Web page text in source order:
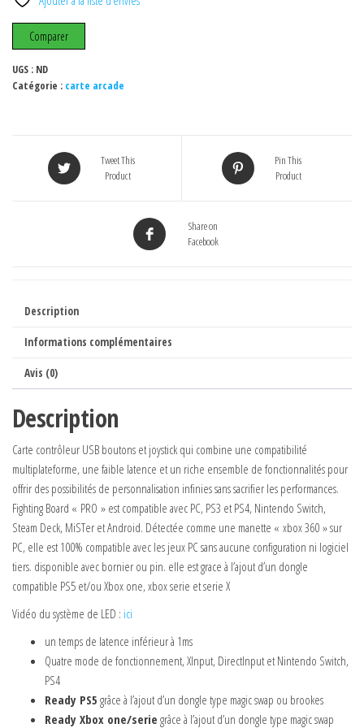
contrôleur
USB
"PRO"
Comparer
UGS : ND
Catégorie : carte arcade
Tweet This
Product
Pin This
Product
Share on
Facebook
Description
Informations complémentaires
Avis (0)
Description
Carte contrôleur USB boutons et joystick qui combine une compatibilité
multiplateforme, une faible latence et un riche ensemble de fonctionnalités pour
offrir des possibilités de personnalisation infinies sans sacrifier les performances.
Fighting Board « PRO » est compatible avec PC, PS3 et PS4, Nintendo Switch,
Steam Deck, MiSTer et Android. Détectée comme une manette « xbox 360 » sur
PC, elle est 100% compatible avec les jeux PC sans aucune configuration ni logiciel
tiers. disponible avec bornier ou pin. elle est grace à l’ajout d’un dongle
compatible PS5 et/ou Xbox one, xbox serie et serie X
Vidéo du système de LED : ici
un temps de latence inférieur à 1ms
Quatre mode de fonctionnement, XInput, DirectInput et Nintendo Switch,
PS4
Ready PS5 grâce à l’ajout d’un dongle type magic swap ou brookes
Ready Xbox one/serie grâce à l’ajout d’un dongle type magic swap